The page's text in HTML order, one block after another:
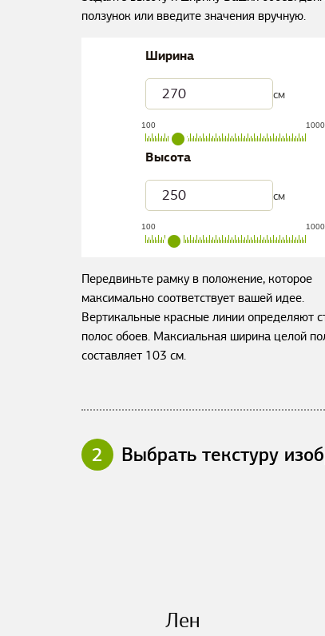
ползунок или введите значения вручную.
Ширина
см
100 1000
Высота
см
100 1000
Передвиньте рамку в положение, которое
максимально соответствует вашей идее.
Вертикальные красные линии определяют
полос обоев. Максиальная ширина целой
составляет 103 см.
2 Выбрать текстуру
Лен